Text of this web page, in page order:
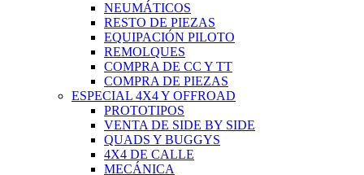
NEUMÁTICOS
RESTO DE PIEZAS
EQUIPACIÓN PILOTO
REMOLQUES
COMPRA DE CC Y TT
COMPRA DE PIEZAS
ESPECIAL 4X4 Y OFFROAD
PROTOTIPOS
VENTA DE SIDE BY SIDE
QUADS Y BUGGYS
4X4 DE CALLE
MECÁNICA